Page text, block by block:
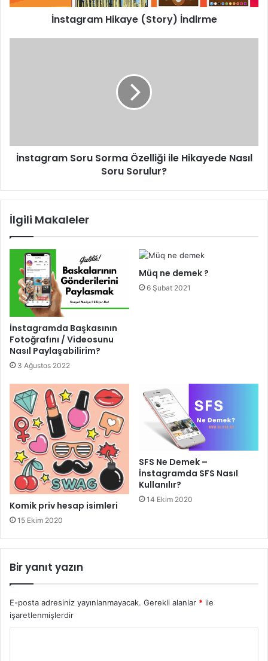
İnstagram Hikaye (Story) İndirme
İnstagram Soru Sorma Özelliği ile Hikayede Nasıl
Soru Sorulur?
İlgili Makaleler
İnstagramda Başkasının
Fotoğrafını / Videosunu
Nasıl Paylaşabilirim?
3 Ağustos 2022
Müq ne demek ?
6 Şubat 2021
Komik priv hesap isimleri
15 Ekim 2020
SFS Ne Demek –
İnstagramda SFS Nasıl
Kullanılır?
14 Ekim 2020
Bir yanıt yazın
E-posta adresiniz yayınlanmayacak. Gerekli alanlar * ile
işaretlenmişlerdir